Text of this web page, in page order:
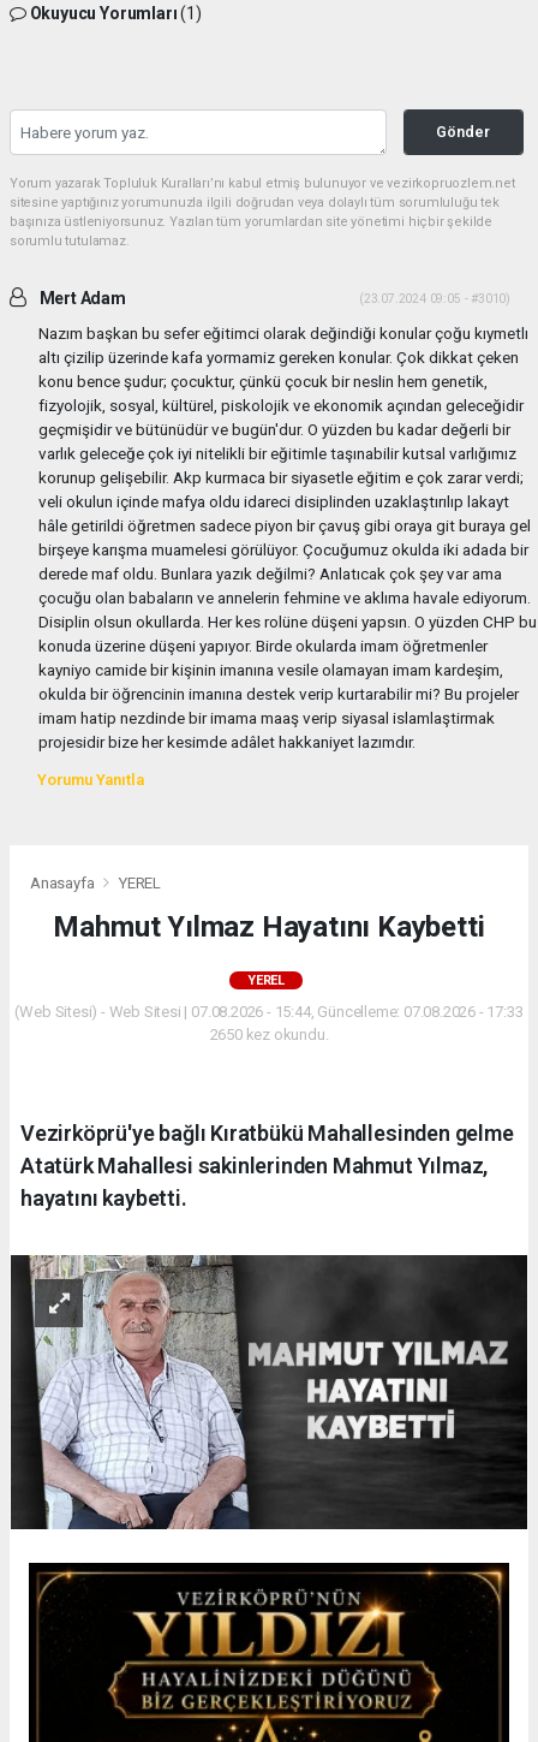
Okuyucu Yorumları(1)
Gönder
Yorum yazarak Topluluk Kuralları’nı kabul etmiş bulunuyor ve vezirkopruozlem.net
sitesine yaptığınız yorumunuzla ilgili doğrudan veya dolaylı tüm sorumluluğu tek
başınıza üstleniyorsunuz. Yazılan tüm yorumlardan site yönetimi hiçbir şekilde
sorumlu tutulamaz.
Mert Adam (23.07.2024 09:05 - #3010)
Nazım başkan bu sefer eğitimci olarak değindiği konular çoğu kıymetlı
altı çizilip üzerinde kafa yormamiz gereken konular. Çok dikkat çeken
konu bence şudur; çocuktur, çünkü çocuk bir neslin hem genetik,
fizyolojik, sosyal, kültürel, piskolojik ve ekonomik açından geleceğidir
geçmişidir ve bütünüdür ve bugün'dur. O yüzden bu kadar değerli bir
varlık geleceğe çok iyi nitelikli bir eğitimle taşınabilir kutsal varlığımız
korunup gelişebilir. Akp kurmaca bir siyasetle eğitim e çok zarar verdi;
veli okulun içinde mafya oldu idareci disiplinden uzaklaştırılıp lakayt
hâle getirildi öğretmen sadece piyon bir çavuş gibi oraya git buraya gel
birşeye karışma muamelesi görülüyor. Çocuğumuz okulda iki adada bir
derede maf oldu. Bunlara yazık değilmi? Anlatıcak çok şey var ama
çocuğu olan babaların ve annelerin fehmine ve aklıma havale ediyorum.
Disiplin olsun okullarda. Her kes rolüne düşeni yapsın. O yüzden CHP bu
konuda üzerine düşeni yapıyor. Birde okularda imam öğretmenler
kayniyo camide bir kişinin imanına vesile olamayan imam kardeşim,
okulda bir öğrencinin imanına destek verip kurtarabilir mi? Bu projeler
imam hatip nezdinde bir imama maaş verip siyasal islamlaştirmak
projesidir bize her kesimde adâlet hakkaniyet lazımdır.
Yorumu Yanıtla
Anasayfa YEREL
Mahmut Yılmaz Hayatını Kaybetti
YEREL
(Web Sitesi) - Web Sitesi | 07.08.2026 - 15:44, Güncelleme: 07.08.2026 - 17:33
2650 kez okundu.
Vezirköprü'ye bağlı Kıratbükü Mahallesinden gelme
Atatürk Mahallesi sakinlerinden Mahmut Yılmaz,
hayatını kaybetti.